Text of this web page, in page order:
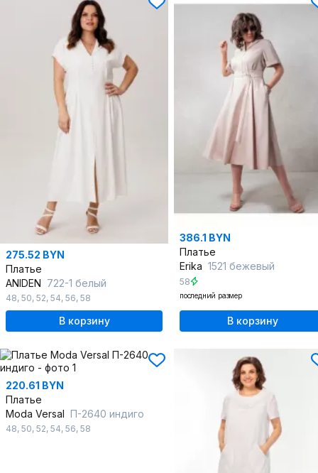
275.52 BYN
Платье
ANIDEN 722-1 белый
48, 50, 52, 54, 56, 58
В корзину
386.1 BYN
Платье
Erika 1521 бежевый
58
последний размер
В корзину
220.61 BYN
Платье
Moda Versal П-2640 индиго
48, 50, 52, 54, 56, 58